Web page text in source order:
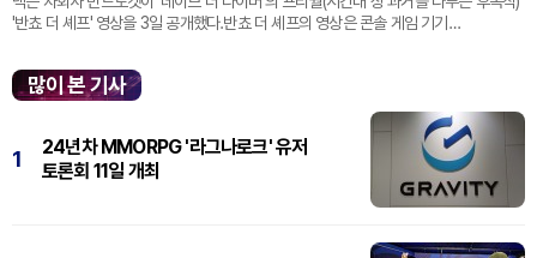
'반쵸 더 셰프' 영상을 3일 공개했다.반쵸 더 셰프의 영상은 콘솔 게임 기기
많이 본 기사
1
24년차 MMORPG '라그나로크' 유저
토론회 11일 개최